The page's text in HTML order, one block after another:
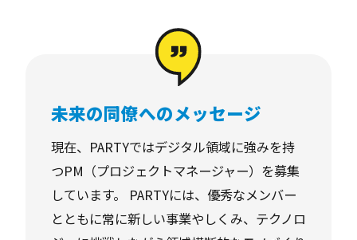
能動的な移動手段が好きなので、車とバイクを
運転することが休日の楽しみの一つです。
冬はスキーによく行きます。毎年必ず行くのは
万座温泉と、元同僚のご実家が経営されている
福島のペンションで、年々、料理や温泉などの
アフタースキーに楽しみが移っています。
未来の同僚へのメッセージ
現在、PARTYではデジタル領域に強みを持
つPM（プロジェクトマネージャー）を募集
しています。 PARTYには、優秀なメンバー
とともに常に新しい事業やしくみ、テクノロ